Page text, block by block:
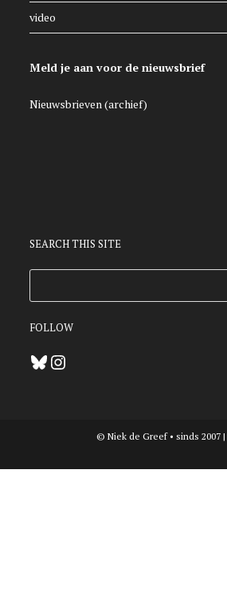
video
Meld je aan voor de nieuwsbrief
Nieuwsbrieven (archief)
SEARCH THIS SITE
FOLLOW
BlueskyInstagram
© Niek de Greef • sinds 2007 |